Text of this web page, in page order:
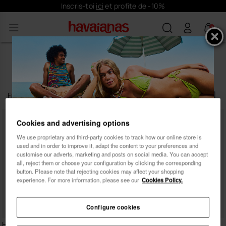
Inscris-toi ici et profite de -10%
0
SANDALES ARGENTÉES POUR
FEMME
Filtrerettrier
Inscris-toi et profite de
10% de réduction
Femme Homme
Cookies and advertising options
We use proprietary and third-party cookies to track how our online store is
used and in order to improve it, adapt the content to your preferences and
customise our adverts, marketing and posts on social media. You can accept
all, reject them or choose your configuration by clicking the corresponding
button. Please note that rejecting cookies may affect your shopping
experience. For more information, please see our Cookies Policy.
Configure cookies